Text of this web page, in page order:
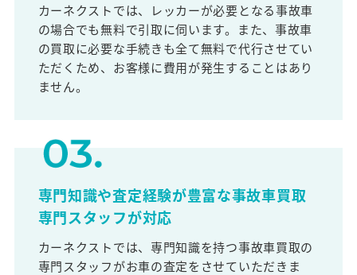
カーネクストでは、レッカーが必要となる事故車
の場合でも無料で引取に伺います。また、事故車
の買取に必要な手続きも全て無料で代行させてい
ただくため、お客様に費用が発生することはあり
ません。
専門知識や査定経験が豊富な事故車買取
専門スタッフが対応
カーネクストでは、専門知識を持つ事故車買取の
専門スタッフがお車の査定をさせていただきま